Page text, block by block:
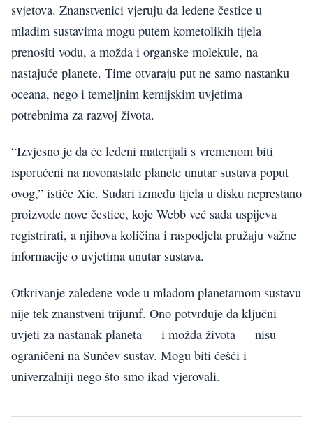
svjetova. Znanstvenici vjeruju da ledene čestice u
mladim sustavima mogu putem kometolikih tijela
prenositi vodu, a možda i organske molekule, na
nastajuće planete. Time otvaraju put ne samo nastanku
oceana, nego i temeljnim kemijskim uvjetima
potrebnima za razvoj života.
“Izvjesno je da će ledeni materijali s vremenom biti
isporučeni na novonastale planete unutar sustava poput
ovog,” ističe Xie. Sudari između tijela u disku neprestano
proizvode nove čestice, koje Webb već sada uspijeva
registrirati, a njihova količina i raspodjela pružaju važne
informacije o uvjetima unutar sustava.
Otkrivanje zaleđene vode u mladom planetarnom sustavu
nije tek znanstveni trijumf. Ono potvrđuje da ključni
uvjeti za nastanak planeta — i možda života — nisu
ograničeni na Sunčev sustav. Mogu biti češći i
univerzalniji nego što smo ikad vjerovali.